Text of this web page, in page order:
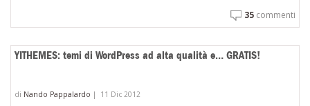
35 commenti
YITHEMES: temi di WordPress ad alta qualità e… GRATIS!
di Nando Pappalardo | 11 Dic 2012